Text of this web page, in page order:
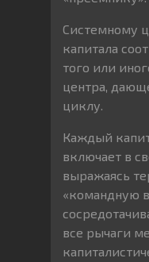
Системному
капитала
того или
центра,
циклу.
Каждый
включает в
выражаясь
«командную
все рычаги